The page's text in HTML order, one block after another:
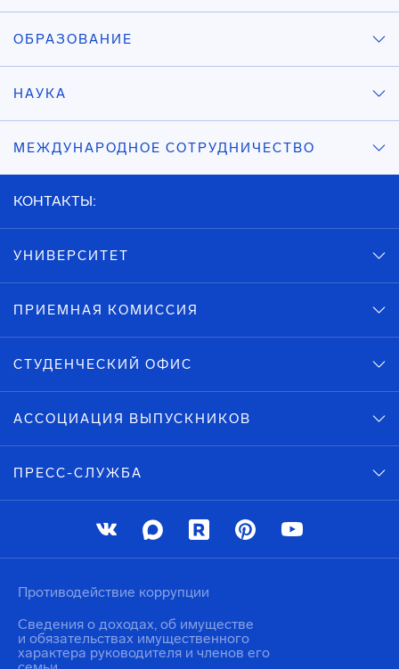
ОБРАЗОВАНИЕ
НАУКА
МЕЖДУНАРОДНОЕ СОТРУДНИЧЕСТВО
КОНТАКТЫ:
УНИВЕРСИТЕТ
ПРИЕМНАЯ КОМИССИЯ
СТУДЕНЧЕСКИЙ ОФИС
АССОЦИАЦИЯ ВЫПУСКНИКОВ
ПРЕСС-СЛУЖБА
Противодействие коррупции
Сведения о доходах, об имуществе
и обязательствах имущественного
характера руководителя и членов его